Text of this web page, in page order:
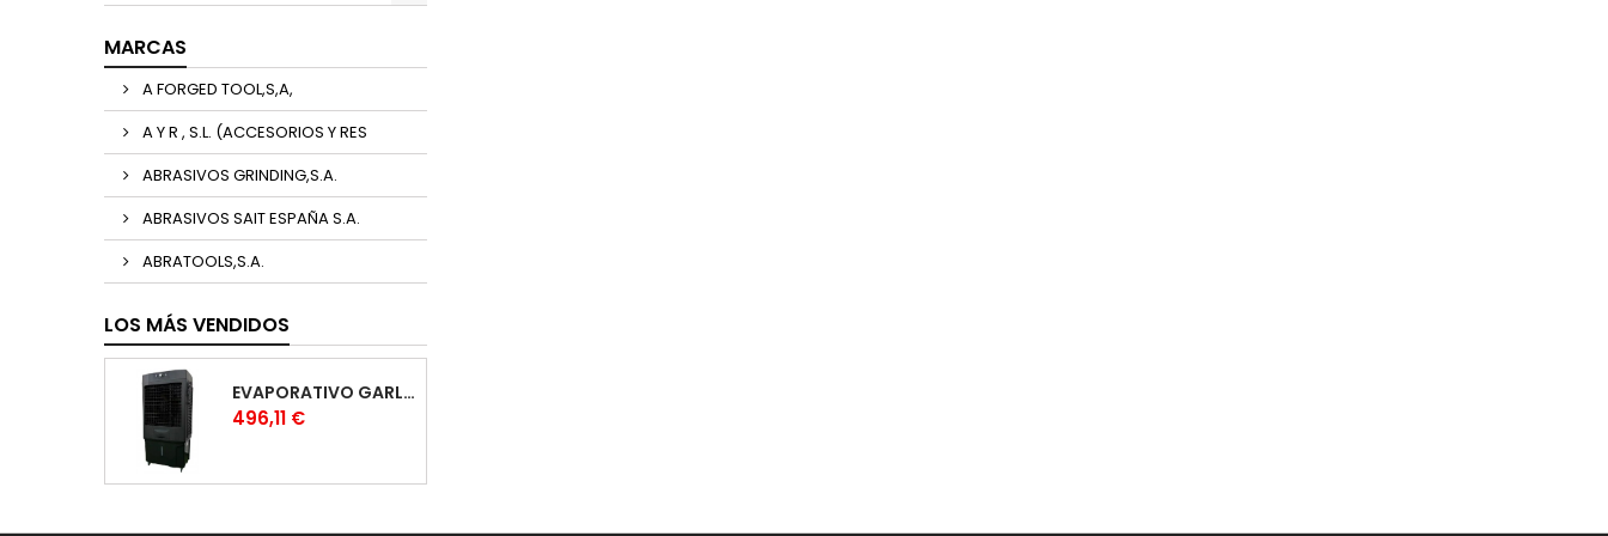
MARCAS
A FORGED TOOL,S,A,
A Y R , S.L. (ACCESORIOS Y RES
ABRASIVOS GRINDING,S.A.
ABRASIVOS SAIT ESPAÑA S.A.
ABRATOOLS,S.A.
LOS MÁS VENDIDOS
EVAPORATIVO GARLAND COOL 1530
Precio
496,11 €